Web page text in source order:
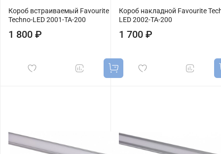
Короб встраиваемый Favourite
Techno-LED 2001-TA-200
1 800 ₽
Короб накладной Favourite
LED 2002-TA-200
1 700 ₽